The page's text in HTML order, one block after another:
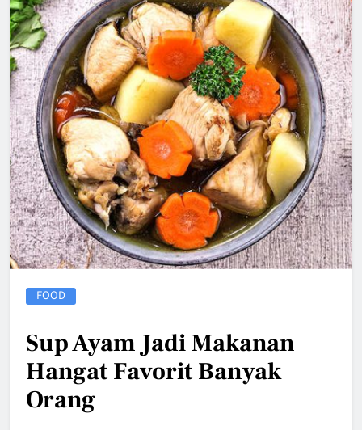
FOOD
Sup Ayam Jadi Makanan
Hangat Favorit Banyak
Orang